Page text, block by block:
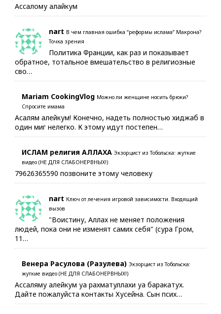
Ассалому алайкум
nart В чем главная ошибка “реформы ислама” Макрона?
Точка зрения
Политика Франции, как раз и показывает
обратное, тотальное вмешательство в религиозные
сво…
Mariam CookingVlog Можно ли женщине носить брюки?
Спросите имама
Асалям алейкум! Конечно, надеть полностью хиджаб в
один миг нелегко. К этому идут постепен…
ИСЛАМ религия АЛЛАХА Экзорцист из Тобольска: жуткие
видео (НЕ ДЛЯ СЛАБОНЕРВНЫХ!)
79626365590 позвоните этому человеку
nart Ключ от лечения игровой зависимости. Входящий
вызов
"Воистину, Аллах не меняет положения
людей, пока они не изменят самих себя" (сура Гром,
11…
Венера Расулова (Разулева) Экзорцист из Тобольска:
жуткие видео (НЕ ДЛЯ СЛАБОНЕРВНЫХ!)
Ассаляму алейкум уа рахматуллахи уа баракатух.
Дайте пожалуйста контакты Хусейна. Сын псих…